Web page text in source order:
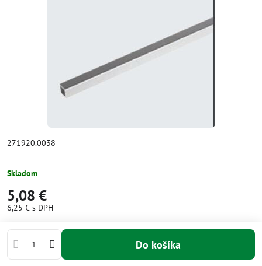
271920.0038
Skladom
5,08 €
6,25 € s DPH
Do košíka